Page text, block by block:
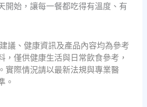
開始，讓每一餐都吃得有溫度、有
議、健康資訊及產品內容均為參考
，僅供健康生活與日常飲食參考，
實際情況請以最新法規與專業醫
。